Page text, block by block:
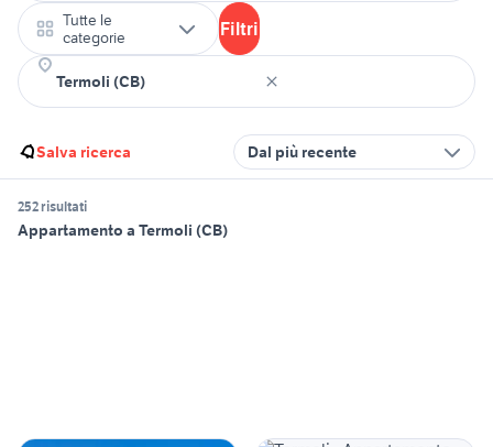
Tutte le
categorie
Filtri
Salva ricerca Dal più recente
252 risultati
Appartamento a Termoli (CB)